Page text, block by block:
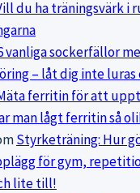
du ha träningsvärk i
vanliga sockerfällor
– låt dig inte luras
ferritin för att
man lågt ferritin så
Styrketräning: Hur
för gym,
lite till!